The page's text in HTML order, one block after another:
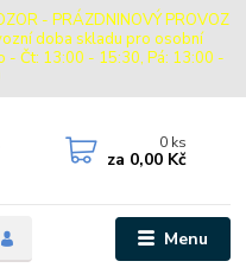
- PRÁZDNINOVÝ PROVOZ
doba skladu pro osobní
Čt: 13:00 - 15:30, Pá: 13:00 -
Menu
0 ks
za 0,00 Kč